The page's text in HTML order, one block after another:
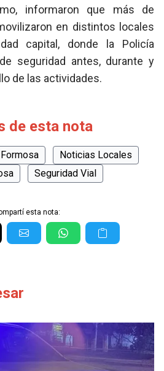
informaron que más de
en distintos locales
capital, donde la Policía
seguridad antes, durante y
de las actividades.
de esta nota
Noticias Locales
Seguridad Vial
esta nota: